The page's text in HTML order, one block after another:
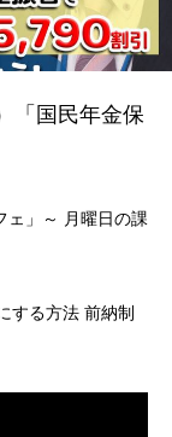
「国民年金保
」～ 月曜日の課
する方法 前納制